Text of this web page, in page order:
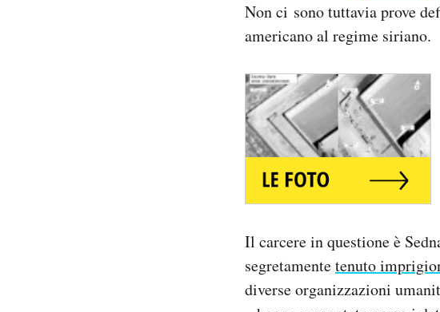
Non ci sono tuttavia prove
americano al regime siriano.
Il carcere in questione è
segretamentetenuto
diverse organizzazioni